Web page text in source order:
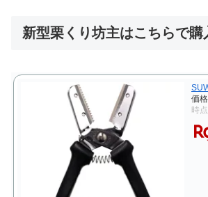
新型栗くり坊主はこちらで購
価
時